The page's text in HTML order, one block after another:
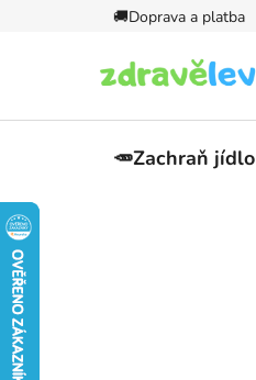
🚚Doprava a platba
🥕Zachraň jídlo